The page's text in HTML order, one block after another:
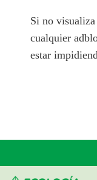
Si no
cualquier
estar